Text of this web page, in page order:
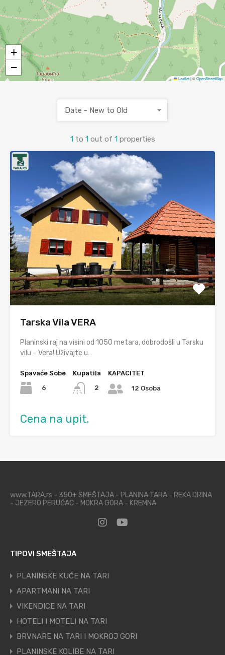
+
−
Leaflet|©OpenStreetMap
1 to 1 out of 1 properties
Date - New to Old
Tarska Vila VERA
Planinski raj na visini od 1050 metara, dobrodošli u Tarsku
vilu – Vera! Uživajte u…
Spavaće Sobe
6
Kupatila
2
KAPACITET
12 Osoba
Cena na upit.
www.TARA.rs - 350+ SMEŠTAJA - PLANINA TARA - REKA DRINA
- JEZERO PERUĆAC - MOKRA GORA - KREMNA
TIPOVI SMEŠTAJA
PLANINSKE KUĆE NA TARI
APARTMANI NA TARI
VIKENDICE NA TARI
HOTELI I MOTELI NA TARI
BRVNARE NA TARI I MOKROJ GORI
PLANINSKE KOLIBE NA TARI